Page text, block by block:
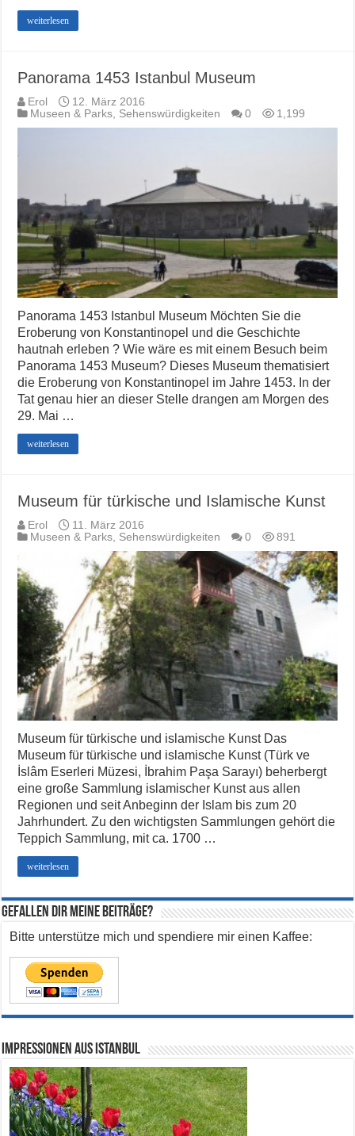
weiterlesen
Panorama 1453 Istanbul Museum
Erol
12. März 2016
Museen & Parks Sehenswürdigkeiten 0 1,199
Panorama 1453 Istanbul Museum Möchten Sie die
Eroberung von Konstantinopel und die Geschichte
hautnah erleben ? Wie wäre es mit einem Besuch beim
Panorama 1453 Museum? Dieses Museum thematisiert
die Eroberung von Konstantinopel im Jahre 1453. In der
Tat genau hier an dieser Stelle drangen am Morgen des
29. Mai …
weiterlesen
Museum für türkische und Islamische Kunst
Erol
11. März 2016
Museen & Parks Sehenswürdigkeiten 0 891
Museum für türkische und islamische Kunst Das
Museum für türkische und islamische Kunst (Türk ve
İslâm Eserleri Müzesi, İbrahim Paşa Sarayı) beherbergt
eine große Sammlung islamischer Kunst aus allen
Regionen und seit Anbeginn der Islam bis zum 20
Jahrhundert. Zu den wichtigsten Sammlungen gehört die
Teppich Sammlung, mit ca. 1700 …
weiterlesen
Gefallen dir meine Beiträge?
Bitte unterstütze mich und spendiere mir einen Kaffee:
Impressionen aus Istanbul